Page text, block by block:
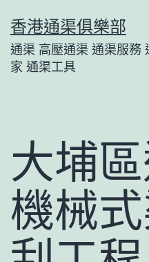
to
content
香港通渠俱樂部
通渠 高壓通渠 通渠服務
家 通渠工具
大埔區
機械